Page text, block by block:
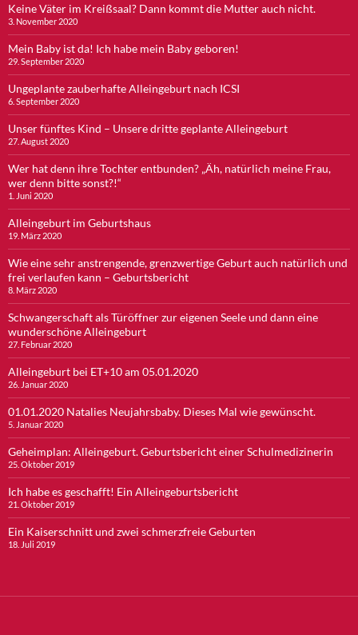
Keine Väter im Kreißsaal? Dann kommt die Mutter auch nicht.
3. November 2020
Mein Baby ist da! Ich habe mein Baby geboren!
29. September 2020
Ungeplante zauberhafte Alleingeburt nach ICSI
6. September 2020
Unser fünftes Kind – Unsere dritte geplante Alleingeburt
27. August 2020
Wer hat denn ihre Tochter entbunden? „Äh, natürlich meine Frau,
wer denn bitte sonst?!“
1. Juni 2020
Alleingeburt im Geburtshaus
19. März 2020
Wie eine sehr anstrengende, grenzwertige Geburt auch natürlich und
frei verlaufen kann – Geburtsbericht
8. März 2020
Schwangerschaft als Türöffner zur eigenen Seele und dann eine
wunderschöne Alleingeburt
27. Februar 2020
Alleingeburt bei ET+10 am 05.01.2020
26. Januar 2020
01.01.2020 Natalies Neujahrsbaby. Dieses Mal wie gewünscht.
5. Januar 2020
Geheimplan: Alleingeburt. Geburtsbericht einer Schulmedizinerin
25. Oktober 2019
Ich habe es geschafft! Ein Alleingeburtsbericht
21. Oktober 2019
Ein Kaiserschnitt und zwei schmerzfreie Geburten
18. Juli 2019